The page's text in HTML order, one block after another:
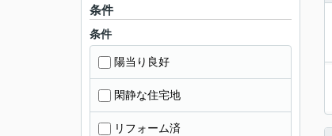
条件
条件
陽当り良好
閑静な住宅地
リフォーム済